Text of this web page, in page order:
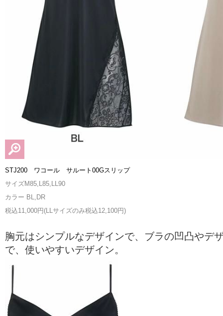
STJ200 ワコール サルート00Gスリップ
サイズM85,L85,LL90
カラー BL,DR
税込11,000円(LLサイズのみ税込12,100円)
胸元はシンプルなデザインで、ブラの凹凸やデ
で、使いやすいデザイン。